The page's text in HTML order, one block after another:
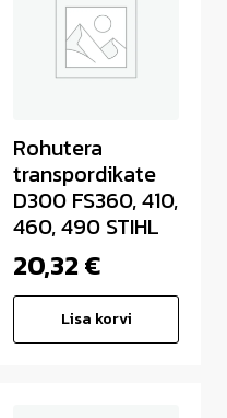
Rohutera
transpordikate
D300 FS360, 410,
460, 490 STIHL
20,32€
Lisa korvi